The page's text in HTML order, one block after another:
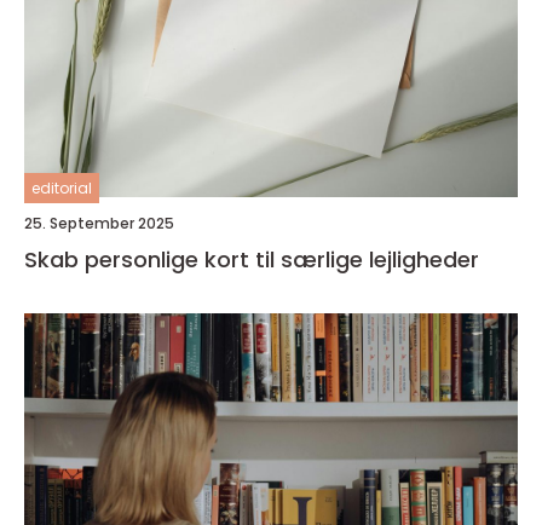
editorial
25. September 2025
Skab personlige kort til særlige lejligheder